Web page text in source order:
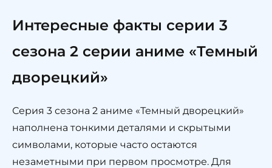
Интересные факты серии 3
сезона 2 серии аниме «Темный
дворецкий»
Серия 3 сезона 2 аниме «Темный дворецкий»
наполнена тонкими деталями и скрытыми
символами, которые часто остаются
незаметными при первом просмотре. Для